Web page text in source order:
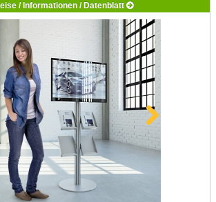
/ Informationen / Datenblatt